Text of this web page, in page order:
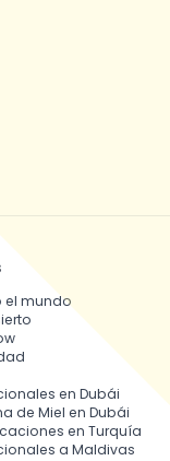
el mundo
en Dubái
de Miel en Dubái
en Turquía
a Maldivas